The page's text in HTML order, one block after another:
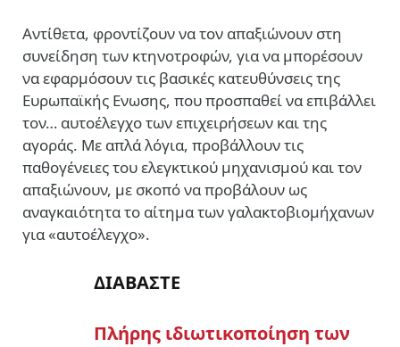
Αντίθετα, φροντίζουν να τον απαξιώνουν στη
συνείδηση των κτηνοτροφών, για να μπορέσουν
να εφαρμόσουν τις βασικές κατευθύνσεις της
Ευρωπαϊκής Ενωσης, που προσπαθεί να επιβάλλει
τον… αυτοέλεγχο των επιχειρήσεων και της
αγοράς. Με απλά λόγια, προβάλλουν τις
παθογένειες του ελεγκτικού μηχανισμού και τον
απαξιώνουν, με σκοπό να προβάλουν ως
αναγκαιότητα το αίτημα των γαλακτοβιομήχανων
για «αυτοέλεγχο».
ΔΙΑΒΑΣΤΕ
Πλήρης ιδιωτικοποίηση των